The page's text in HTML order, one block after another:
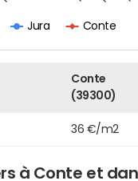
Jura Conte
Conte
(39300)
36 €/m2
à Conte et